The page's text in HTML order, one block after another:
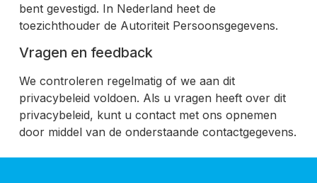
bent gevestigd. In Nederland heet de
toezichthouder de Autoriteit Persoonsgegevens.
Vragen en feedback
We controleren regelmatig of we aan dit
privacybeleid voldoen. Als u vragen heeft over dit
privacybeleid, kunt u contact met ons opnemen
door middel van de onderstaande contactgegevens.